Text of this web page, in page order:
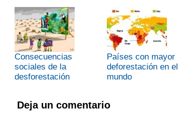
Consecuencias
sociales de la
desforestación
Países con mayor
deforestación en el
mundo
Deja un comentario